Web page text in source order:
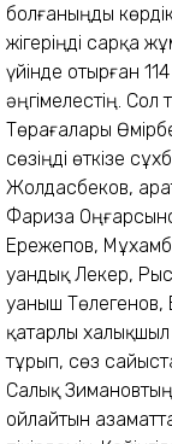
болғаныңды
жігеріңді сарқа
үйінде отырған
әңгімелестің. Сол
Төрағалары
сөзіңді өткізе
Жолдасбеков,
Фариза
Ережепов,
Қуандық Лекер,
Қуаныш
қатарлы
тұрып, сөз
Салық
ойлайтын